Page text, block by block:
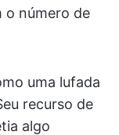
o número de
uma lufada
recurso de
algo